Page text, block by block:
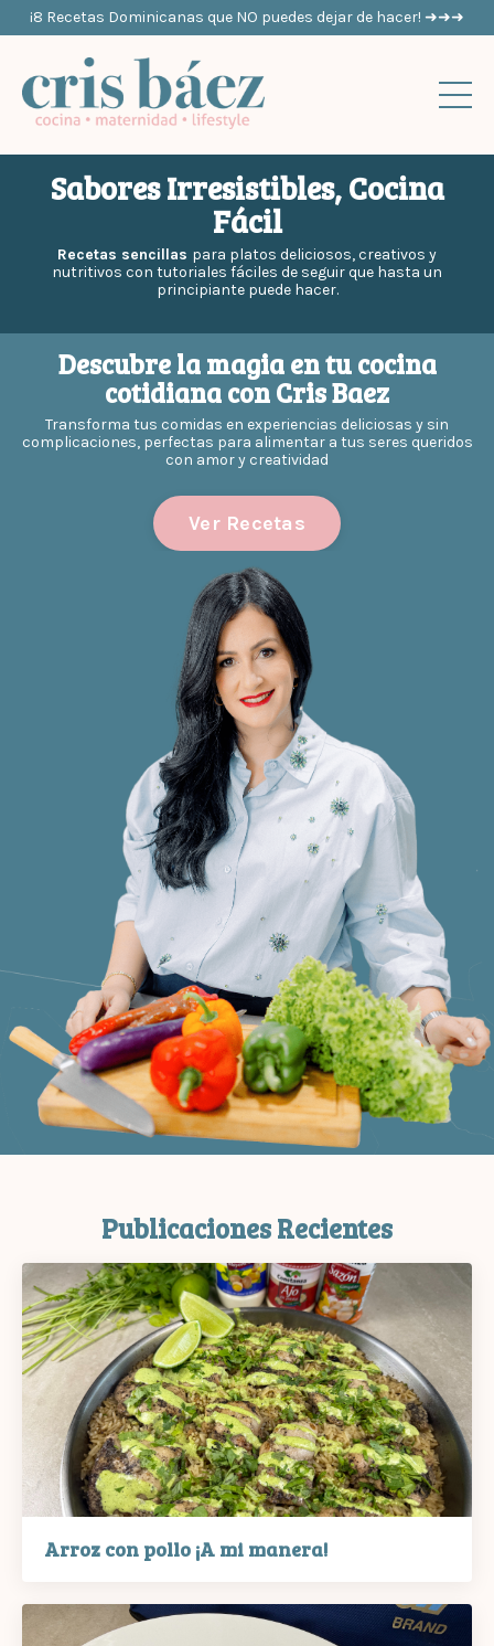
¡8 Recetas Dominicanas que NO puedes dejar de hacer! ➜➜➜
Sabores Irresistibles, Cocina
Fácil
Recetas sencillas para platos deliciosos, creativos y
nutritivos con tutoriales fáciles de seguir que hasta un
principiante puede hacer.
Descubre la magia en tu cocina
cotidiana con Cris Baez
Transforma tus comidas en experiencias deliciosas y sin
complicaciones, perfectas para alimentar a tus seres queridos
con amor y creatividad
Ver Recetas
Publicaciones Recientes
Arroz con pollo ¡A mi manera!